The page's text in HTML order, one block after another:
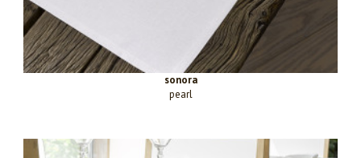
sonora
pearl